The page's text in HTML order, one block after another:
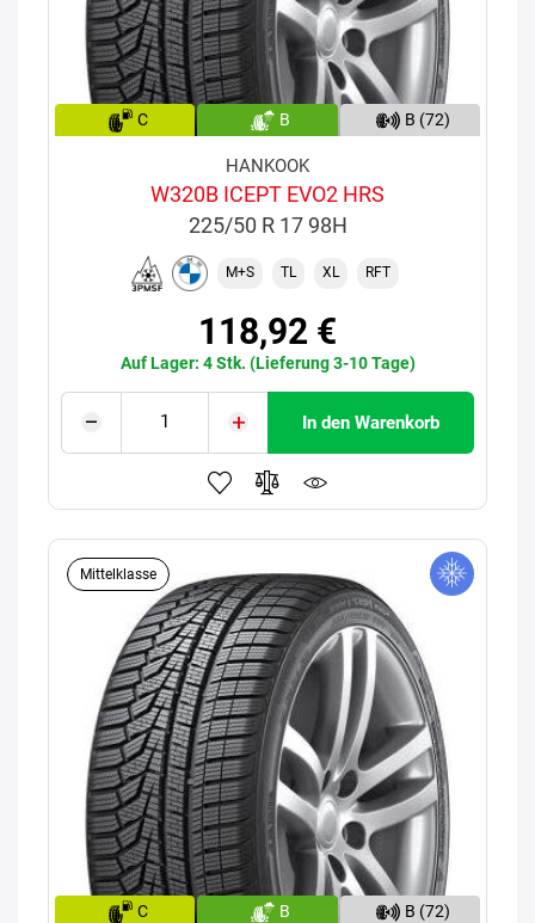
C B B (72)
HANKOOK
W320B ICEPT EVO2 HRS
225/50 R 17 98H
M+S TL XL RFT
118,92 €
Auf Lager: 4 Stk. (Lieferung 3-10 Tage)
In den Warenkorb
Mittelklasse
C B B (72)